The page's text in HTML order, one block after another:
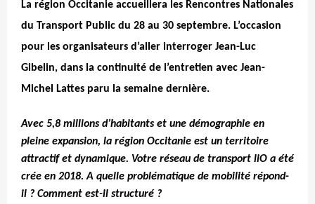
Crédit photo
La région Occitanie accueillera les Rencontres Nationales
du Transport Public du 28 au 30 septembre. L’occasion
pour les organisateurs d’aller interroger Jean-Luc
Gibelin, dans la continuité de l’entretien avec Jean-
Michel Lattes paru la semaine dernière.
Avec 5,8 millions d’habitants et une démographie en
pleine expansion, la région Occitanie est un territoire
attractif et dynamique. Votre réseau de transport liO a été
crée en 2018. A quelle problématique de mobilité répond-
il ? Comment est-il structuré ?